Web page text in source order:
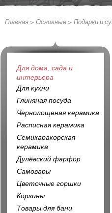
Главная > Основные > Подарки и
Для дома, сада и
интерьера
Для кухни
Глиняная посуда
Чернолощеная керамика
Расписная керамика
Семикаракорская
керамика
Дулёвский фарфор
Самовары
Цветочные горшки
Корзины
Товары для бани